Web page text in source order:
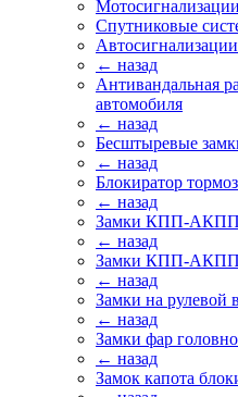
Мотосигнализации
Спутниковые
← назад
Антивандальная
автомобиля
← назад
Бесштыревые
← назад
Блокиратор
← назад
Замки КПП-АКПП
← назад
Замки КПП-АКПП
← назад
Замки на рулевой
← назад
Замки фар
← назад
Замок капота